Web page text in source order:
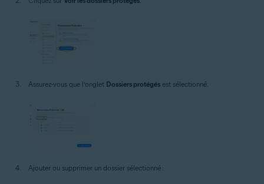
Assurez-vous que l’onglet Dossiers protégés est sélectionné.
Ajouter ou supprimer un dossier sélectionné :